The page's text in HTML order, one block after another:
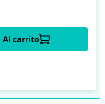
Al carrito